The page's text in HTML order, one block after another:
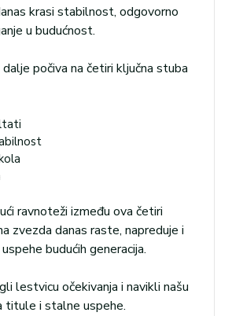
krasi stabilnost, odgovorno
u budućnost.
počiva na četiri ključna stuba
ravnoteži između ova četiri
zvezda danas raste, napreduje i
budućih generacija.
lestvicu očekivanja i navikli našu
titule i stalne uspehe.